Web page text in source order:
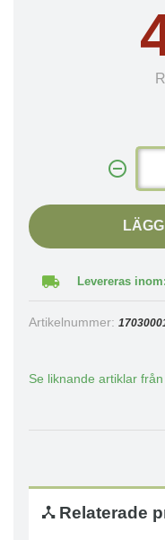
Levereras
Artikelnummer:
Se liknande artiklar från
Relaterade